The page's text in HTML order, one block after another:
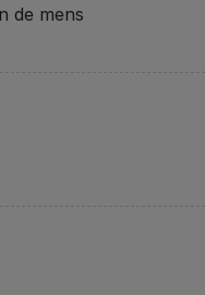
de mens